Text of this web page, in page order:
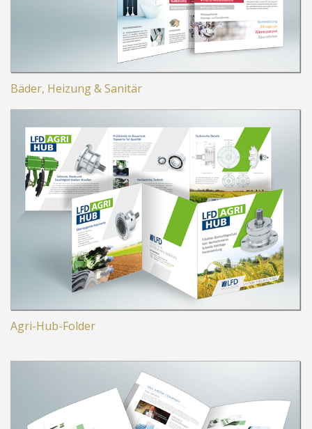
BEAUTY-SALON FOLDER
BÜHNENTECHNIK-FOLDER
BESCHLAGTECHNIK FOLDER
APOTHEKEN FOLDER
TECHNIQUE AGRICOLE - FOLDER
LAGERGEHÄUSE-FOLDER
LAGERGEHÄUSE-BROSCHÜRE
IMAGEFOLDER
IMAGEFOLDER ITALIEN
LIEFERPROGRAMM - FOLDER
LIEFERPROGRAMM - ITALIEN
VERBLISTERUNG ARZNEIMITTEL
KATALOGE
RESPONSIVE WEBDESIGN
FACHJOURNALISMUS
Bäder, Heizung & Sanitär
Agri-Hub-Folder